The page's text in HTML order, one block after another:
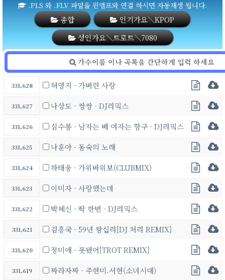
.PLS 와 .FLV 파일을 윈앰프와 연결 하시면 자동재생 됩니다.
종합
인기가요＼KPOP
성인가요＼트로트＼7080
331,628 허영지 - 가버린 사랑
331,627 나상도 - 쌍쌍 - DJ리믹스
331,626 심수봉 - 남자는 배 여자는 항구 - DJ리믹스
331,625 나훈아 - 동숙의 노래
331,624 하태웅 - 가위바위보(CLUBMIX)
331,623 이미자 - 사랑했는데
331,622 박혜신 - 딱 한번 - DJ리믹스
331,621 김흥국 - 59년 왕십리[DJ 처리 REMIX]
331,620 정미애 - 못됐어[TROT REMIX]
331,619 짜라자짜 - 주현미.서현(소녀시대)